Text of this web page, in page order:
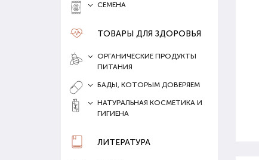
СЕМЕНА
ТОВАРЫ ДЛЯ ЗДОРОВЬЯ
ОРГАНИЧЕСКИЕ ПРОДУКТЫ
ПИТАНИЯ
БАДЫ, КОТОРЫМ ДОВЕРЯЕМ
НАТУРАЛЬНАЯ КОСМЕТИКА И
ГИГИЕНА
ЛИТЕРАТУРА